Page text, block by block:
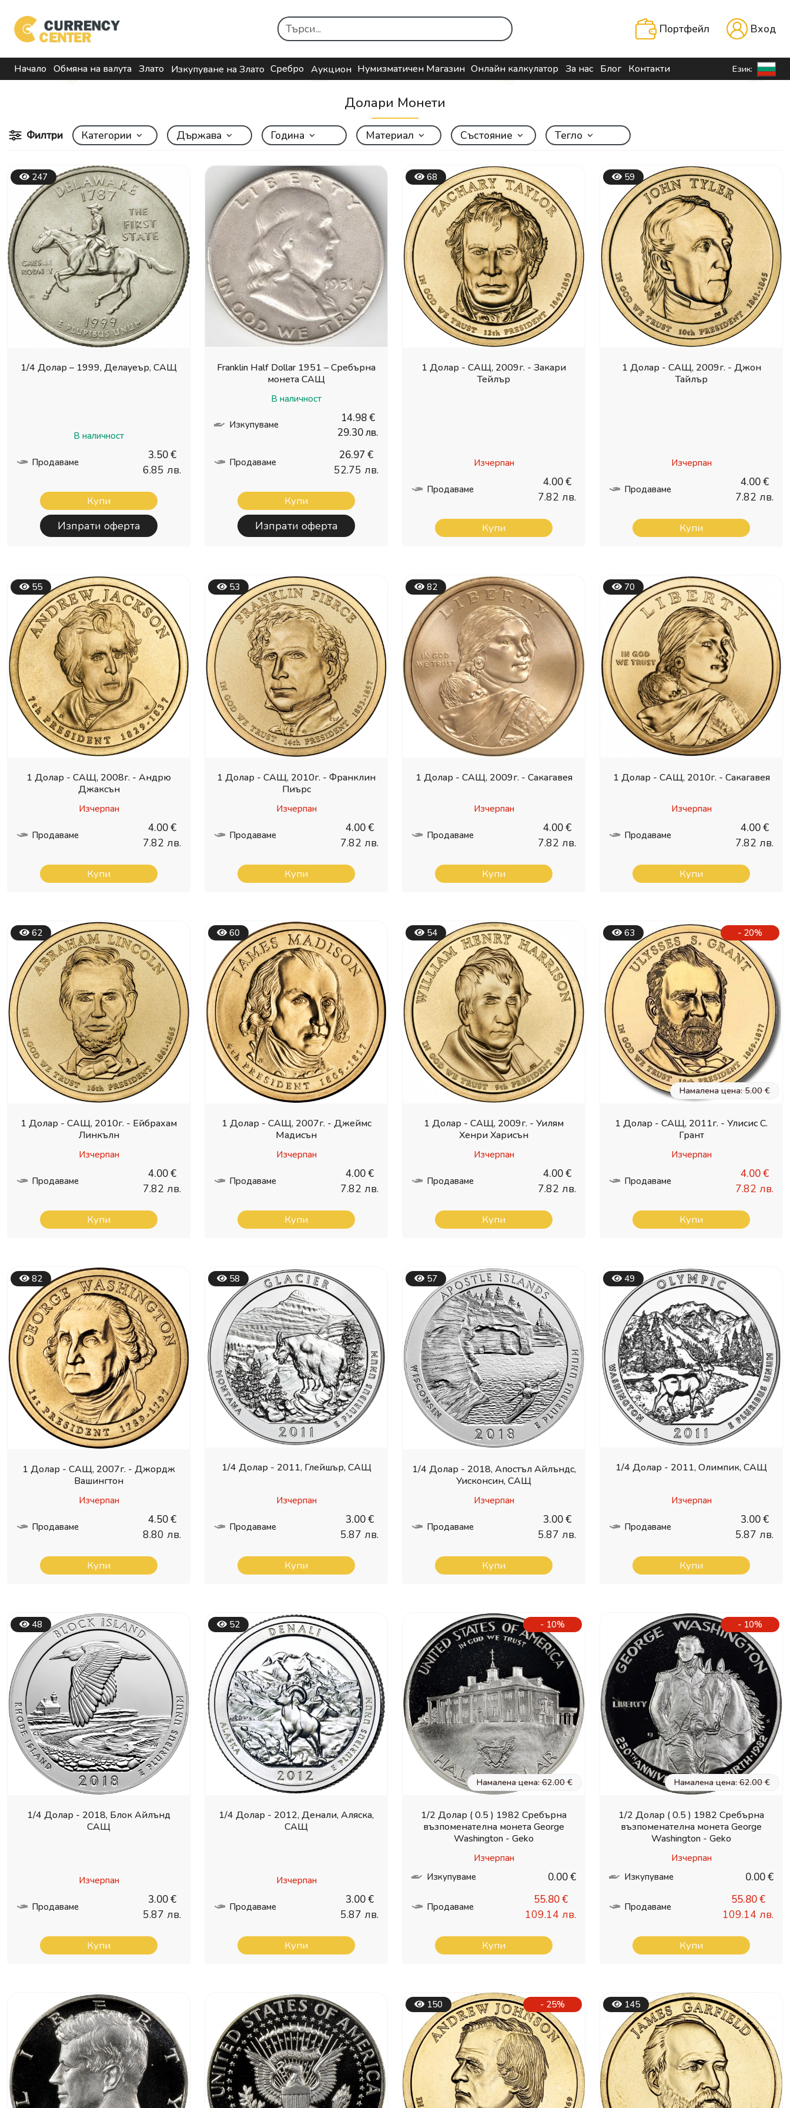
Портфейл Вход
Начало Обмяна на валута Злато Изкупуване на Злато Сребро Аукцион Нумизматичен Магазин Онлайн калкулатор За нас Блог Контакти Език:
Долари Монети
Филтри Категории Държава Година Материал Състояние Тегло
247
1/4 Долар – 1999, Делауеър, САЩ
В наличност
Продаваме
3.50 €
6.85 лв.
Купи
Изпрати оферта
Franklin Half Dollar 1951 – Сребърна
монета САЩ
В наличност
Изкупуваме
14.98 €
29.30 лв.
Продаваме
26.97 €
52.75 лв.
Купи
Изпрати оферта
68
1 Долар - САЩ, 2009г. - Закари
Тейлър
Изчерпан
Продаваме
4.00 €
7.82 лв.
Купи
59
1 Долар - САЩ, 2009г. - Джон
Тайлър
Изчерпан
Продаваме
4.00 €
7.82 лв.
Купи
55
1 Долар - САЩ, 2008г. - Андрю
Джаксън
Изчерпан
Продаваме
4.00 €
7.82 лв.
Купи
53
1 Долар - САЩ, 2010г. - Франклин
Пиърс
Изчерпан
Продаваме
4.00 €
7.82 лв.
Купи
82
1 Долар - САЩ, 2009г. - Сакагавея
Изчерпан
Продаваме
4.00 €
7.82 лв.
Купи
70
1 Долар - САЩ, 2010г. - Сакагавея
Изчерпан
Продаваме
4.00 €
7.82 лв.
Купи
62
1 Долар - САЩ, 2010г. - Ейбрахам
Линкълн
Изчерпан
Продаваме
4.00 €
7.82 лв.
Купи
60
1 Долар - САЩ, 2007г. - Джеймс
Мадисън
Изчерпан
Продаваме
4.00 €
7.82 лв.
Купи
54
1 Долар - САЩ, 2009г. - Уилям
Хенри Харисън
Изчерпан
Продаваме
4.00 €
7.82 лв.
Купи
63
Намалена цена: 5.00 €
- 20%
1 Долар - САЩ, 2011г. - Улисис С.
Грант
Изчерпан
Продаваме
4.00 €
7.82 лв.
Купи
82
1 Долар - САЩ, 2007г. - Джордж
Вашингтон
Изчерпан
Продаваме
4.50 €
8.80 лв.
Купи
58
1/4 Долар - 2011, Глейшър, САЩ
Изчерпан
Продаваме
3.00 €
5.87 лв.
Купи
57
1/4 Долар - 2018, Апостъл Айлъндс,
Уисконсин, САЩ
Изчерпан
Продаваме
3.00 €
5.87 лв.
Купи
49
1/4 Долар - 2011, Олимпик, САЩ
Изчерпан
Продаваме
3.00 €
5.87 лв.
Купи
48
1/4 Долар - 2018, Блок Айлънд
САЩ
Изчерпан
Продаваме
3.00 €
5.87 лв.
Купи
52
1/4 Долар - 2012, Денали, Аляска,
САЩ
Изчерпан
Продаваме
3.00 €
5.87 лв.
Купи
Намалена цена: 62.00 €
- 10%
1/2 Долар ( 0.5 ) 1982 Сребърна
възпоменателна монета George
Washington - Geko
Изчерпан
Изкупуваме
0.00 €
Продаваме
55.80 €
109.14 лв.
Купи
Намалена цена: 62.00 €
- 10%
1/2 Долар ( 0.5 ) 1982 Сребърна
възпоменателна монета George
Washington - Geko
Изчерпан
Изкупуваме
0.00 €
Продаваме
55.80 €
109.14 лв.
Купи
150 - 25% 145